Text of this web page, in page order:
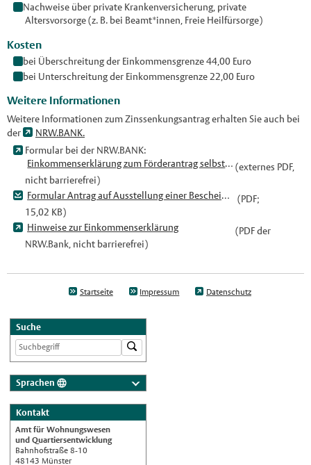
Nachweise über private Krankenversicherung, private
Altersvorsorge (z. B. bei Beamt*innen, Freie Heilfürsorge)
Kosten
bei Überschreitung der Einkommensgrenze 44,00 Euro
bei Unterschreitung der Einkommensgrenze 22,00 Euro
Weitere Informationen
Weitere Informationen zum Zinssenkungsantrag erhalten Sie auch bei
der
NRW.BANK.
Formular bei der NRW.BANK:
Einkommenserklärung zum Förderantrag selbst genutztes Wohneigentum (externes PDF,
nicht barrierefrei)
Formular Antrag auf Ausstellung einer Bescheinigung über das Ergebnis der Einkommensermittlung
(PDF;
15,02 KB)
Hinweise zur Einkommenserklärung
(PDF der
NRW.Bank, nicht barrierefrei)
Startseite Impressum Datenschutz
Suche
Sprachen
Nederlands
English
Українська
Kontakt
Amt für Wohnungswesen
und Quartiersentwicklung
Bahnhofstraße 8-10
48143 Münster